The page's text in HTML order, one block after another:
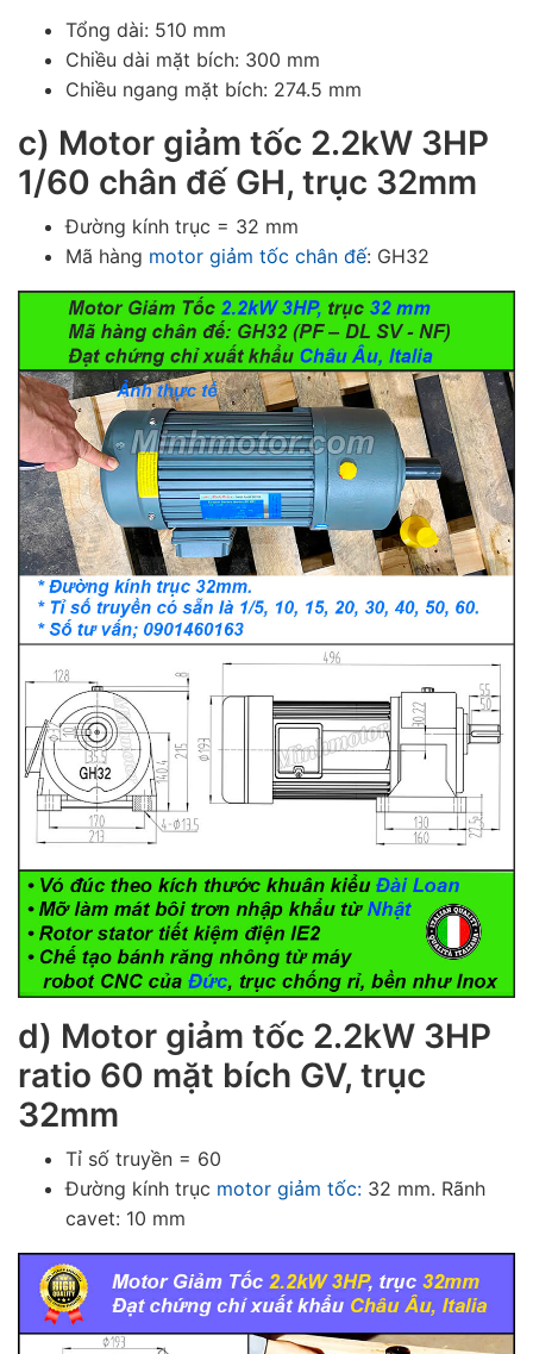
Tổng dài: 510 mm
Chiều dài mặt bích: 300 mm
Chiều ngang mặt bích: 274.5 mm
c) Motor giảm tốc 2.2kW 3HP
1/60 chân đế GH, trục 32mm
Đường kính trục = 32 mm
Mã hàng motor giảm tốc chân đế: GH32
d) Motor giảm tốc 2.2kW 3HP
ratio 60 mặt bích GV, trục
32mm
Tỉ số truyền = 60
Đường kính trục motor giảm tốc: 32 mm. Rãnh
cavet: 10 mm